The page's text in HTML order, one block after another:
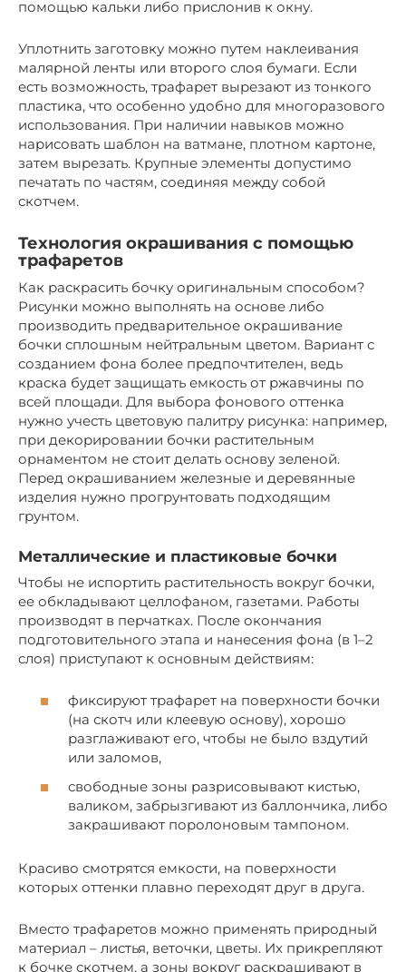
помощью кальки либо прислонив к окну.
Уплотнить заготовку можно путем наклеивания
малярной ленты или второго слоя бумаги. Если
есть возможность, трафарет вырезают из тонкого
пластика, что особенно удобно для многоразового
использования. При наличии навыков можно
нарисовать шаблон на ватмане, плотном картоне,
затем вырезать. Крупные элементы допустимо
печатать по частям, соединяя между собой
скотчем.
Технология окрашивания с помощью
трафаретов
Как раскрасить бочку оригинальным способом?
Рисунки можно выполнять на основе либо
производить предварительное окрашивание
бочки сплошным нейтральным цветом. Вариант с
созданием фона более предпочтителен, ведь
краска будет защищать емкость от ржавчины по
всей площади. Для выбора фонового оттенка
нужно учесть цветовую палитру рисунка: например,
при декорировании бочки растительным
орнаментом не стоит делать основу зеленой.
Перед окрашиванием железные и деревянные
изделия нужно прогрунтовать подходящим
грунтом.
Металлические и пластиковые бочки
Чтобы не испортить растительность вокруг бочки,
ее обкладывают целлофаном, газетами. Работы
производят в перчатках. После окончания
подготовительного этапа и нанесения фона (в 1–2
слоя) приступают к основным действиям:
фиксируют трафарет на поверхности бочки
(на скотч или клеевую основу), хорошо
разглаживают его, чтобы не было вздутий
или заломов,
свободные зоны разрисовывают кистью,
валиком, забрызгивают из баллончика, либо
закрашивают поролоновым тампоном.
Красиво смотрятся емкости, на поверхности
которых оттенки плавно переходят друг в друга.
Вместо трафаретов можно применять природный
материал – листья, веточки, цветы. Их прикрепляют
к бочке скотчем, а зоны вокруг раскрашивают в